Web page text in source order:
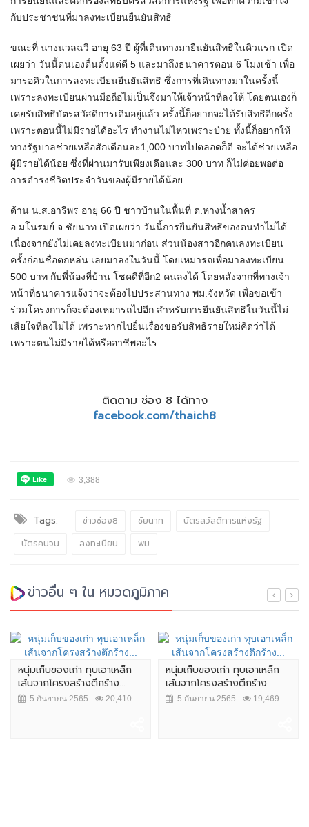
กับประชาชนที่มาลงทะเบียนยืนยันสิทธิ
ขณะที่ นางนวลฉวี อายุ 63 ปี ผู้ที่เดินทางมายืนยันสิทธิในคิวแรก เปิด
เผยว่า วันนี้ตนเองตื่นตั้งแต่ตี 5 และมาถึงธนาคารตอน 6 โมงเช้า เพื่อ
มารอคิวในการลงทะเบียนยืนยันสิทธิ ซึ่งการที่เดินทางมาในครั้งนี้
เพราะลงทะเบียนผ่านมือถือไม่เป็นจึงมาให้เจ้าหน้าที่ลงให้ โดยตนเองก็
เคยรับสิทธิบัตรสวัสดิการเดิมอยู่แล้ว ครั้งนี้ก็อยากจะได้รับสิทธิอีกครั้ง
เพราะตอนนี้ไม่มีรายได้อะไร ทำงานไม่ไหวเพราะป่วย ทั้งนี้ก็อยากให้
ทางรัฐบาลช่วยเหลือสักเดือนละ1,000 บาทไปตลอดก็ดี จะได้ช่วยเหลือ
ผู้มีรายได้น้อย ซึ่งที่ผ่านมารับเพียงเดือนละ 300 บาท ก็ไม่ค่อยพอต่อ
การดำรงชีวิตประจำวันของผู้มีรายได้น้อย
ด้าน น.ส.อารีพร อายุ 66 ปี ชาวบ้านในพื้นที่ ต.หางน้ำสาคร
อ.มโนรมย์ จ.ชัยนาท เปิดเผยว่า วันนี้การยืนยันสิทธิของตนทำไม่ได้
เนื่องจากยังไม่เคยลงทะเบียนมาก่อน ส่วนน้องสาวอีกคนลงทะเบียน
ครั้งก่อนชื่อตกหล่น เลยมาลงในวันนี้ โดยเหมารถเพื่อมาลงทะเบียน
500 บาท กับพี่น้องที่บ้าน โชคดีที่อีก2 คนลงได้ โดยหลังจากที่ทางเจ้า
หน้าที่ธนาคารแจ้งว่าจะต้องไปประสานทาง พม.จังหวัด เพื่อขอเข้า
ร่วมโครงการก็จะต้องเหมารถไปอีก สำหรับการยืนยันสิทธิในวันนี้ไม่
เสียใจที่ลงไม่ได้ เพราะหากไปยื่นเรื่องขอรับสิทธิรายใหม่คิดว่าได้
เพราะตนไม่มีรายได้หรืออาชีพอะไร
ติดตาม ช่อง 8 ได้ทาง
facebook.com/thaich8
3,388
Tags: ข่าวช่อง8 ชัยนาท
บัตรสวัสดิการแห่งรัฐ
บัตรคนจน
ลงทะเบียน พม
ข่าวอื่น ๆ ใน หมวดภูมิภาค
หนุ่มเก็บของเก่า ทุบเอาเหล็ก
เส้นจากโครงสร้างตึกร้าง...
5 กันยายน 2565 20,410
หนุ่มเก็บของเก่า ทุบเอาเหล็ก
เส้นจากโครงสร้างตึกร้าง...
5 กันยายน 2565 19,469